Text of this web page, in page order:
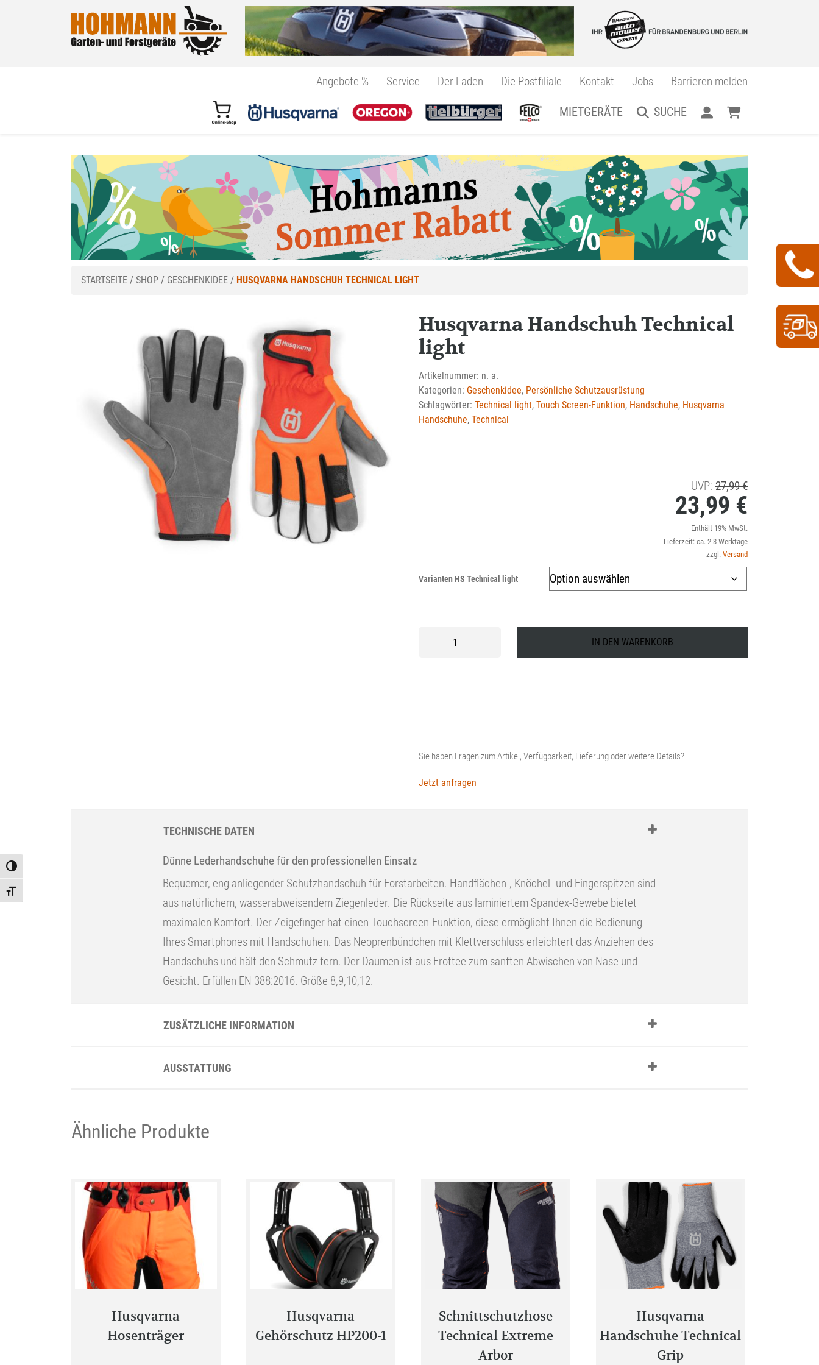
Toggle High Contrast
Toggle Font size
Angebote % Service Der Laden Die Postfiliale Kontakt Jobs Barrieren melden
MIETGERÄTE SUCHE
STARTSEITE / SHOP / GESCHENKIDEE / HUSQVARNA HANDSCHUH TECHNICAL LIGHT
Husqvarna Handschuh Technical
light
Artikelnummer: n. a.
Kategorien: Geschenkidee, Persönliche Schutzausrüstung
Schlagwörter: Technical light, Touch Screen-Funktion, Handschuhe, Husqvarna
Handschuhe, Technical
UVP: 27,99€Ursprünglicher
27,99 €
23,99 €
Aktueller
Preis
Enthält 19% MwSt.
Lieferzeit: ca. 2-3 Werktage
zzgl. Versand
Varianten HS Technical light
Handschuh
IN DEN WARENKORB
Sie haben Fragen zum Artikel, Verfügbarkeit, Lieferung oder weitere Details?
Jetzt anfragen
TECHNISCHE DATEN
Dünne Lederhandschuhe für den professionellen Einsatz
Bequemer, eng anliegender Schutzhandschuh für Forstarbeiten. Handflächen-, Knöchel- und Fingerspitzen sind
aus natürlichem, wasserabweisendem Ziegenleder. Die Rückseite aus laminiertem Spandex-Gewebe bietet
maximalen Komfort. Der Zeigefinger hat einen Touchscreen-Funktion, diese ermöglicht Ihnen die Bedienung
Ihres Smartphones mit Handschuhen. Das Neoprenbündchen mit Klettverschluss erleichtert das Anziehen des
Handschuhs und hält den Schmutz fern. Der Daumen ist aus Frottee zum sanften Abwischen von Nase und
Gesicht. Erfüllen EN 388:2016. Größe 8,9,10,12.
ZUSÄTZLICHE INFORMATION
AUSSTATTUNG
Ähnliche Produkte
Husqvarna
Hosenträger
Husqvarna
Gehörschutz HP200-1
Schnittschutzhose
Technical Extreme
Arbor
Husqvarna
Handschuhe Technical
Grip